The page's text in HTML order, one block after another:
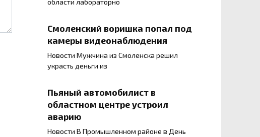
области лабораторно
Смоленский воришка попал под
камеры видеонаблюдения
Новости Мужчина из Смоленска решил
украсть деньги из
Пьяный автомобилист в
областном центре устроил
аварию
Новости В Промышленном районе в День